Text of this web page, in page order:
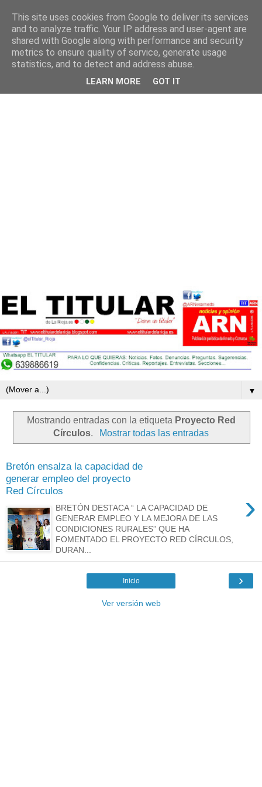
▼
Mostrando entradas con la etiqueta Proyecto Red
Círculos. Mostrar todas las entradas
Bretón ensalza la capacidad de
generar empleo del proyecto
Red Círculos
›
BRETÓN DESTACA “ LA CAPACIDAD DE
GENERAR EMPLEO Y LA MEJORA DE LAS
CONDICIONES RURALES” QUE HA
FOMENTADO EL PROYECTO RED CÍRCULOS,
DURAN...
›
Inicio
Ver versión web
This site uses cookies from Google to deliver its services
and to analyze traffic. Your IP address and user-agent are
shared with Google along with performance and security
metrics to ensure quality of service, generate usage
statistics, and to detect and address abuse.
LEARN MORE GOT IT